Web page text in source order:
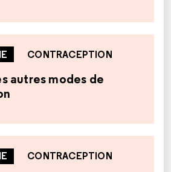
CONTRACEPTION
autres modes de
CONTRACEPTION